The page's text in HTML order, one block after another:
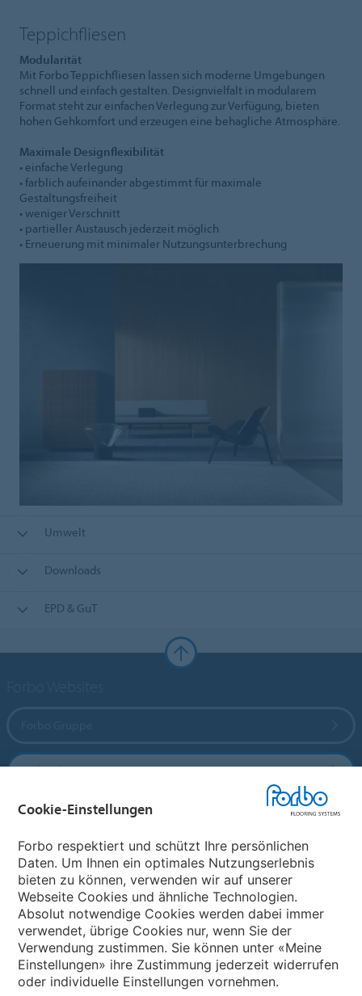
Teppichfliesen
Modularität
Mit Forbo Teppichfliesen lassen sich moderne Umgebungen
schnell und einfach gestalten. Designvielfalt in modularem
Format steht zur einfachen Verlegung zur Verfügung, bieten
hohen Gehkomfort und erzeugen eine behagliche Atmosphäre.
Maximale Designflexibilität
• einfache Verlegung
• farblich aufeinander abgestimmt für maximale
Gestaltungsfreiheit
• weniger Verschnitt
• partieller Austausch jederzeit möglich
• Erneuerung mit minimaler Nutzungsunterbrechung
Umwelt
Downloads
EPD & GuT
Forbo Flooring Systems
Forbo Movement Systems
Land auswählen
Land auswählen
Cookie-Einstellungen
Forbo respektiert und schützt Ihre persönlichen
Daten. Um Ihnen ein optimales Nutzungserlebnis
bieten zu können, verwenden wir auf unserer
Webseite Cookies und ähnliche Technologien.
Absolut notwendige Cookies werden dabei immer
verwendet, übrige Cookies nur, wenn Sie der
Verwendung zustimmen. Sie können unter «Meine
Einstellungen» ihre Zustimmung jederzeit widerrufen
oder individuelle Einstellungen vornehmen.